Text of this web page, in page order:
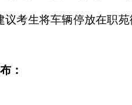
考生将车辆停放在职
：